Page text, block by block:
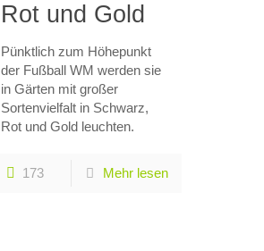
Rot und Gold
Pünktlich zum Höhepunkt
der Fußball WM werden sie
in Gärten mit großer
Sortenvielfalt in Schwarz,
Rot und Gold leuchten.
173 Mehr lesen